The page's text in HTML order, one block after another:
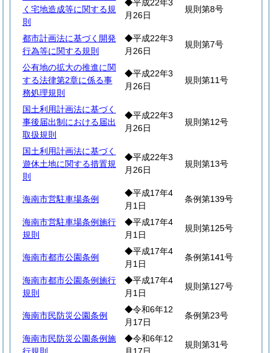
く宅地造成等に関する規
則
◆平成22年3
月26日
規則第8号
都市計画法に基づく開発
行為等に関する規則
◆平成22年3
月26日
規則第7号
公有地の拡大の推進に関
する法律第2章に係る事
務処理規則
◆平成22年3
月26日
規則第11号
国土利用計画法に基づく
事後届出制における届出
取扱規則
◆平成22年3
月26日
規則第12号
国土利用計画法に基づく
遊休土地に関する措置規
則
◆平成22年3
月26日
規則第13号
海南市営駐車場条例
◆平成17年4
月1日
条例第139号
海南市営駐車場条例施行
規則
◆平成17年4
月1日
規則第125号
海南市都市公園条例
◆平成17年4
月1日
条例第141号
海南市都市公園条例施行
規則
◆平成17年4
月1日
規則第127号
海南市民防災公園条例
◆令和6年12
月17日
条例第23号
海南市民防災公園条例施
◆令和6年12
規則第31号